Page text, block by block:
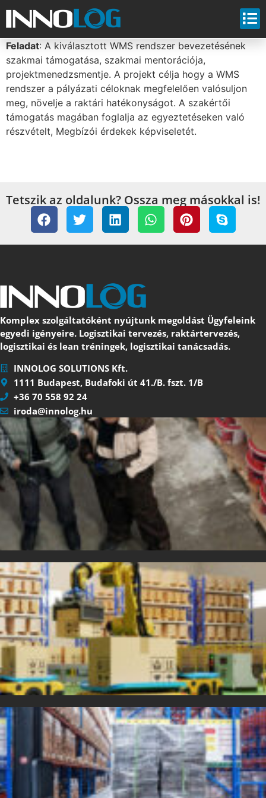
Feladat: A kiválasztott WMS rendszer bevezetésének
szakmai támogatása, szakmai mentorációja,
projektmenedzsmentje. A projekt célja hogy a WMS
rendszer a pályázati céloknak megfelelően valósuljon
meg, növelje a raktári hatékonyságot. A szakértői
támogatás magában foglalja az egyeztetéseken való
részvételt, Megbízói érdekek képviseletét.
Tetszik az oldalunk? Ossza meg másokkal is!
Komplex szolgáltatóként nyújtunk megoldást Ügyfeleink
egyedi igényeire. Logisztikai tervezés, raktártervezés,
logisztikai és lean tréningek, logisztikai tanácsadás.
INNOLOG SOLUTIONS Kft.
1111 Budapest, Budafoki út 41./B. fszt. 1/B
+36 70 558 92 24
iroda@innolog.hu